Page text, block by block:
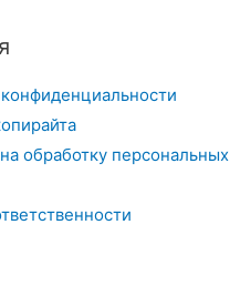
обработку персональных